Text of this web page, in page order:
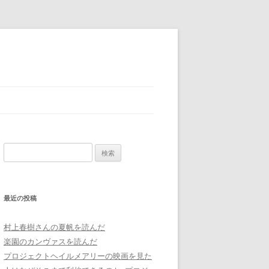
索:
最近の投稿
村上春樹さんの夏帆を読んだ
楽園のカンヴァスを読んだ
プロジェクトヘイルメアリーの映画を見た